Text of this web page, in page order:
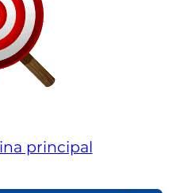
principal